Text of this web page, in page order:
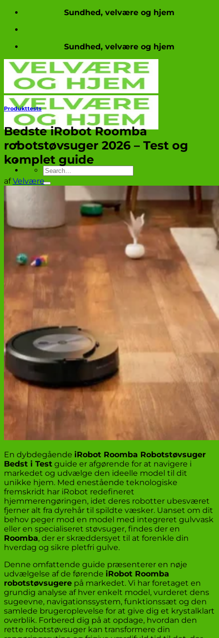
Fortsæt
indhold
Sundhed, velvære og hjem
Sundhed, velvære og hjem
Nyheder og aktuelt
Produkttests
Bedste iRobot Roomba
robotstøvsuger 2026 – Test og
komplet guide
afVelvære
En dybdegående iRobot Roomba Robotstøvsuger
Bedst i Test guide er afgørende for at navigere i
markedet og udvælge den ideelle model til dit
unikke hjem. Med enestående teknologiske
fremskridt har iRobot redefineret
hjemmerengøringen, idet deres robotter ubesværet
fjerner alt fra dyrehår til spildte væsker. Uanset om dit
behov peger mod en model med integreret gulvvask
eller en specialiseret støvsuger, findes der en
Roomba, der er skræddersyet til at forenkle din
hverdag og sikre pletfri gulve.
Denne omfattende guide præsenterer en nøje
udvælgelse af de førende iRobot Roomba
robotstøvsugere på markedet. Vi har foretaget en
grundig analyse af hver enkelt model, vurderet dens
sugeevne, navigationssystem, funktionssæt og den
samlede brugeroplevelse for at give dig et krystalklart
overblik. Forbered dig på at opdage, hvordan den
rette robotstøvsuger kan transformere din